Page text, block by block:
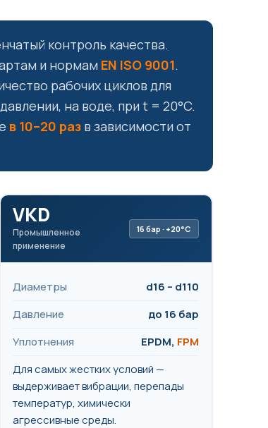
контроль качества.
и нормам EN ISO 9001.
рабочих циклов для
на воде, при t = 20°C.
в 10–20 раз в зависимости от
VKD
Промышленное
применение
16 бар · +20°C
Диаметры
d16 – d110
Давление
до 16 бар
Уплотнения
EPDM, FPM
Для самых жестких условий —
выдерживает вибрации, перепады
температур, химически
агрессивные среды.